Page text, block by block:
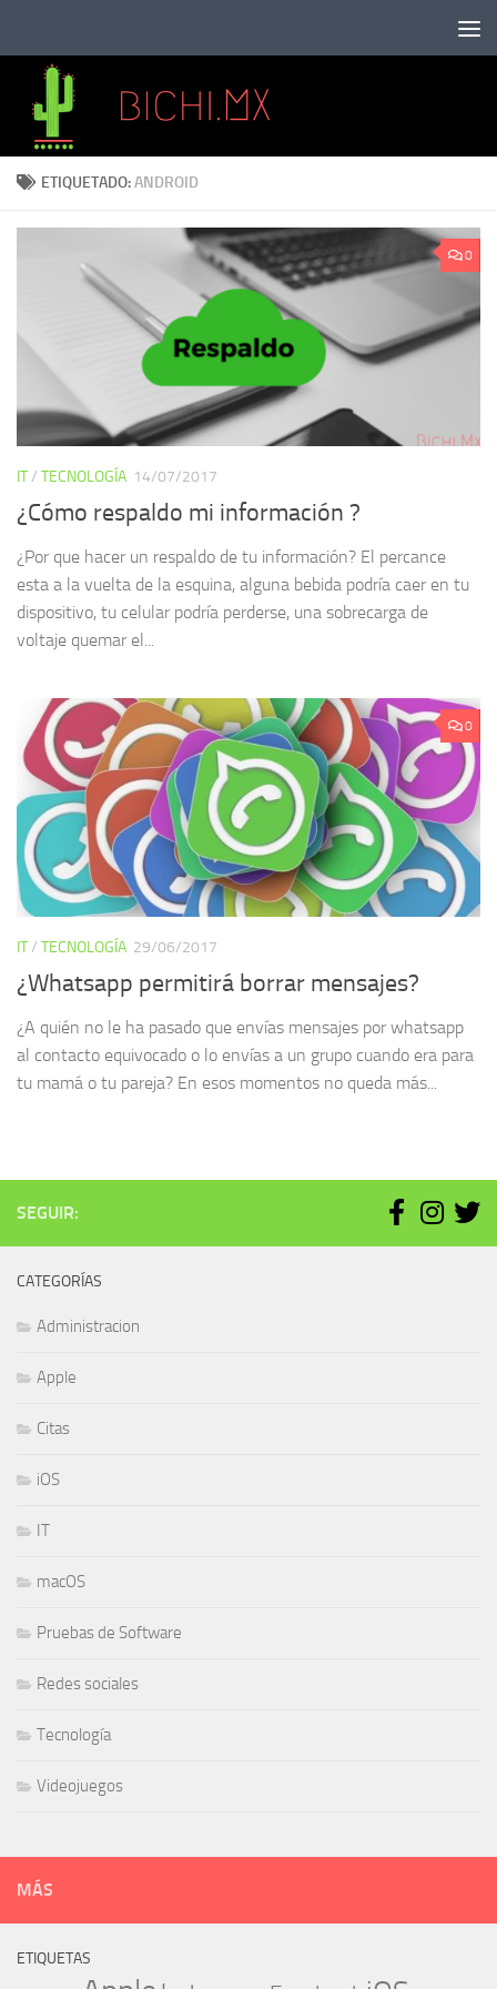
ETIQUETADO:ANDROID
0
IT/ TECNOLOGÍA 14/07/2017
¿Cómo respaldo mi información ?
¿Por que hacer un respaldo de tu información? El percance
esta a la vuelta de la esquina, alguna bebida podría caer en tu
dispositivo, tu celular podría perderse, una sobrecarga de
voltaje quemar el...
0
IT/ TECNOLOGÍA 29/06/2017
¿Whatsapp permitirá borrar mensajes?
¿A quién no le ha pasado que envías mensajes por whatsapp
al contacto equivocado o lo envías a un grupo cuando era para
tu mamá o tu pareja? En esos momentos no queda más...
SEGUIR:
CATEGORÍAS
Administracion
Apple
Citas
iOS
IT
macOS
Pruebas de Software
Redes sociales
Tecnología
Videojuegos
MÁS
ETIQUETAS